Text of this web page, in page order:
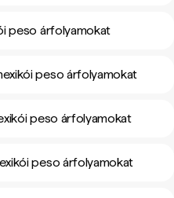
peso árfolyamokat
peso árfolyamokat
peso árfolyamokat
peso árfolyamokat